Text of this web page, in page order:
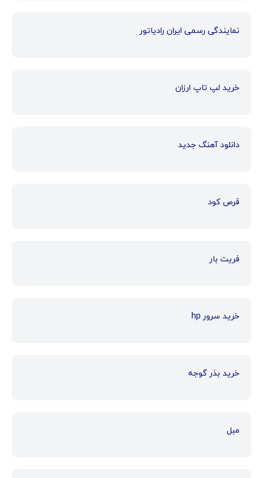
نمایندگی رسمی ایران رادیاتور
خرید لپ تاپ ارزان
دانلود آهنگ جدید
قرص کود
فریت بار
خرید سرور hp
خرید بذر گوجه
مبل